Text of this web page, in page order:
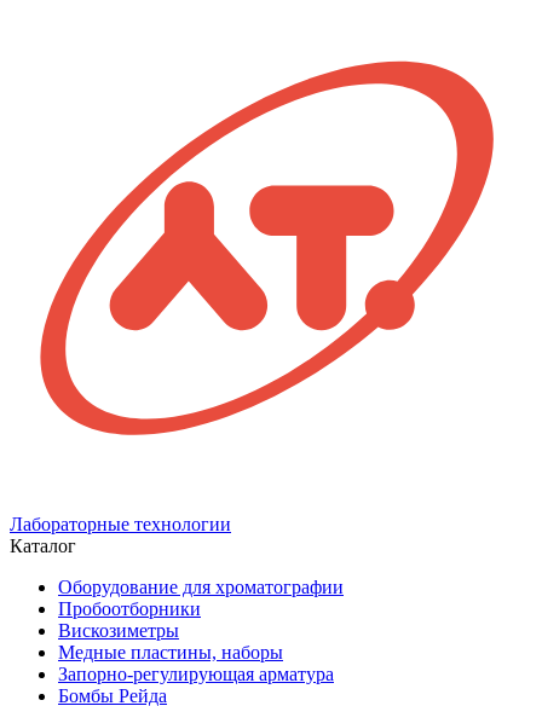
поверкой
Лабораторные технологии
Каталог
Оборудование для хроматографии
Пробоотборники
Вискозиметры
Медные пластины, наборы
Запорно-регулирующая арматура
Бомбы Рейда